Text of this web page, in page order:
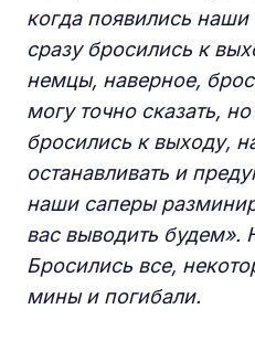
когда появились наши
сразу бросились к
немцы, наверное,
могу точно сказать, но
бросились к выходу,
останавливать и
наши саперы
вас выводить будем».
Бросились все,
мины и погибали.